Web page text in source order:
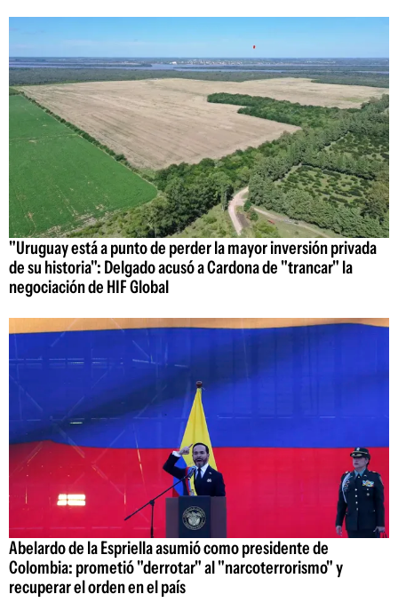
"Uruguay está a punto de perder la mayor inversión privada
de su historia": Delgado acusó a Cardona de "trancar" la
negociación de HIF Global
Abelardo de la Espriella asumió como presidente de
Colombia: prometió "derrotar" al "narcoterrorismo" y
recuperar el orden en el país